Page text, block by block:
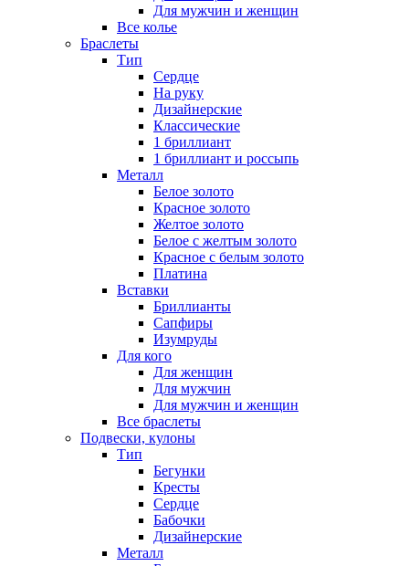
Для мужчин и женщин
Все колье
Браслеты
Тип
Сердце
На руку
Дизайнерские
Классические
1 бриллиант
1 бриллиант и россыпь
Металл
Белое золото
Красное золото
Желтое золото
Белое с желтым золото
Красное с белым золото
Платина
Вставки
Бриллианты
Сапфиры
Изумруды
Для кого
Для женщин
Для мужчин
Для мужчин и женщин
Все браслеты
Подвески, кулоны
Тип
Бегунки
Кресты
Сердце
Бабочки
Дизайнерские
Металл